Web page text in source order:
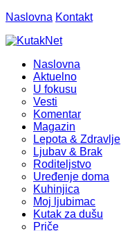
Naslovna Kontakt
Naslovna
Aktuelno
U fokusu
Vesti
Komentar
Magazin
Lepota & Zdravlje
Ljubav & Brak
Roditeljstvo
Uređenje doma
Kuhinjica
Moj ljubimac
Kutak za dušu
Priče